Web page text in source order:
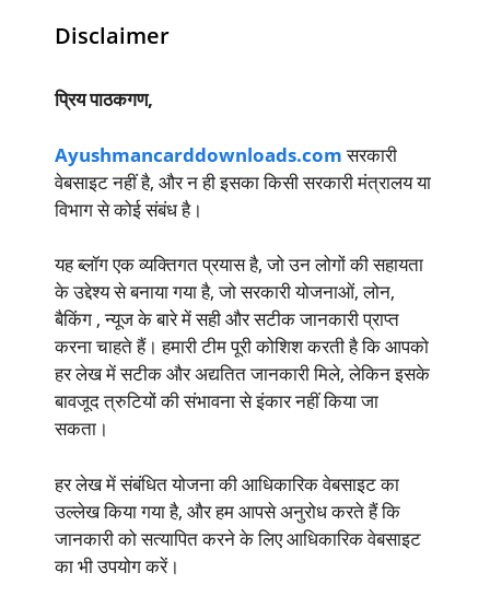
Disclaimer
प्रिय पाठकगण,
Ayushmancarddownloads.comसरकारी
वेबसाइट नहीं है, और न ही इसका किसी सरकारी मंत्रालय या
विभाग से कोई संबंध है।
यह ब्लॉग एक व्यक्तिगत प्रयास है, जो उन लोगों की सहायता
के उद्देश्य से बनाया गया है, जो सरकारी योजनाओं, लोन,
बैकिंग , न्यूज के बारे में सही और सटीक जानकारी प्राप्त
करना चाहते हैं। हमारी टीम पूरी कोशिश करती है कि आपको
हर लेख में सटीक और अद्यतित जानकारी मिले, लेकिन इसके
बावजूद त्रुटियों की संभावना से इंकार नहीं किया जा
सकता।
हर लेख में संबंधित योजना की आधिकारिक वेबसाइट का
उल्लेख किया गया है, और हम आपसे अनुरोध करते हैं कि
जानकारी को सत्यापित करने के लिए आधिकारिक वेबसाइट
का भी उपयोग करें।